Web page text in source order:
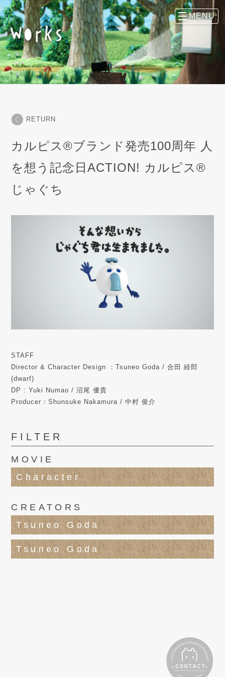
RETURN
カルピス®︎ブランド発売100周年 人
を想う記念日ACTION! カルピス®︎
じゃぐち
STAFF
Director & Character Design ：Tsuneo Goda / 合田 経郎
(dwarf)
DP : Yuki Numao / 沼尾 優貴
Producer：Shunsuke Nakamura / 中村 俊介
FILTER
MOVIE
Character
CREATORS
Tsuneo Goda
Tsuneo Goda